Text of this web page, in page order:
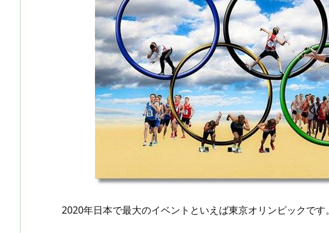
2020年日本で最大のイベントといえば東京オリンピックです。